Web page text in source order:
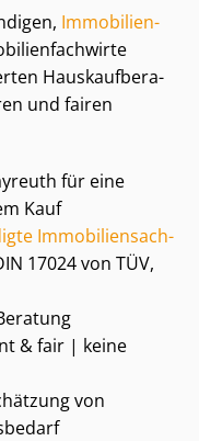
Im­mo­bi­li­en­
Haus­kauf­be­ra­
und fairen
für eine
Kauf
Im­mo­bi­li­en­sach­
17024 von TÜV,
& fair | keine
von